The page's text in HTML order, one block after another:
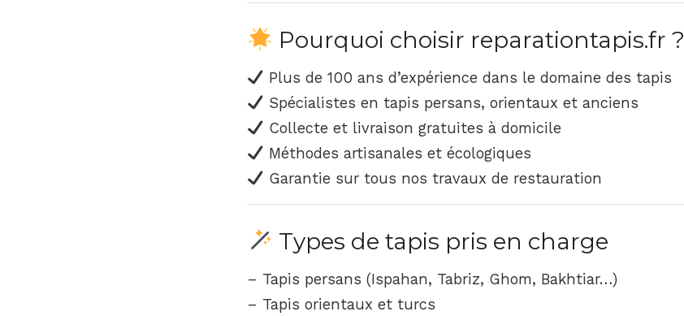
Pourquoi choisir reparationtapis.fr ?
Plus de 100 ans d’expérience dans le domaine des tapis
Spécialistes en tapis persans, orientaux et anciens
Collecte et livraison gratuites à domicile
Méthodes artisanales et écologiques
Garantie sur tous nos travaux de restauration
Types de tapis pris en charge
– Tapis persans (Ispahan, Tabriz, Ghom, Bakhtiar…)
– Tapis orientaux et turcs